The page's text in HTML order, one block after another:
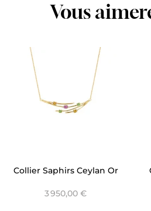
Vous
Collier Saphirs Ceylan Or
3 950,00 €